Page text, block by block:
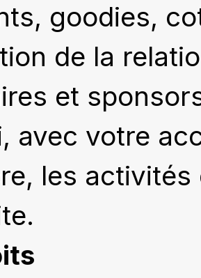
goodies,
de la
et
avec votre
les